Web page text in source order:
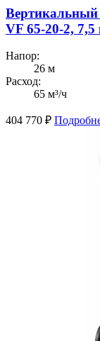
Вертикальный
VF 65-20-2, 7,5
Напор:
26 м
Расход:
65 м³/ч
404 770 ₽